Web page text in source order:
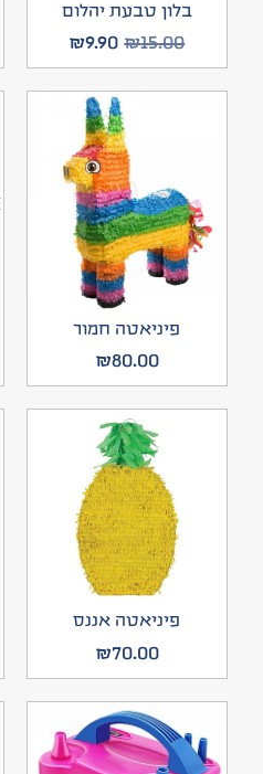
בלון טבעת יהלום
₪15.00
₪9.90
פיניאטה חמור
₪80.00
פיניאטה אננס
₪70.00